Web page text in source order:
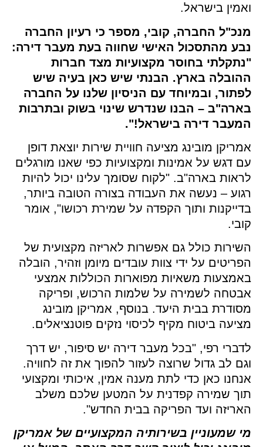
בישראל.
החברה, קובי, מספר כי רעיון החברה
מהתסכול האישי שחווה בעת מעבר דירה:
בחוסר מקצועיות מצד חברות
בארץ. הבנתי שיש כאן בעיה שיש
ובמיוחד עם הניסיון שלנו על החברה
– הבנו שנדרש שינוי בשוק ובתרבות
דירה בישראל!".
מובינג מציעה חוויית שירות יוצאת דופן
דגש על אמינות ומקצועיות כפי שאנו מורגלים
בארה"ב. "לקוח שסומך עלינו יכול להיות
– נעשה את העבודה בצורה הטובה ביותר,
ותוך הקפדה על שמירת רכושו", אומר
כולל גם אפשרות לאריזה מקצועית של
על ידי צוות עובדים מיומן וזהיר, הובלה
משאיות מפוארות הכוללות אמצעי
לשמירה על שלמות הרכוש, ופריקה
בבית היעד. בנוסף, אמריקן מובינג
ביטוח מקיף לכיסוי נזקים פוטנציאלים.
רפי, "בכל מעבר דירה יש סיפור, יש דרך
לב גדול שרוצה לעזור להפוך את זה לחוויה.
כאן כדי לתת מענה אמין, איכותי ומקצועי
שמירה קפדנית על המטען שלכם משלב
ועד הפריקה בבית החדש".
שמעוניין בשירותיה המקצועיים של אמריקן